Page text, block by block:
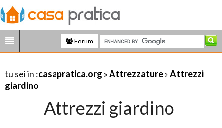
Forum
tu sei in :casapratica.org »Attrezzature»Attrezzi
giardino
Attrezzi giardino